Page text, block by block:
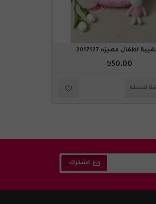
أطفال مميزه 2017127
₪50.00
للسلة
اشترك